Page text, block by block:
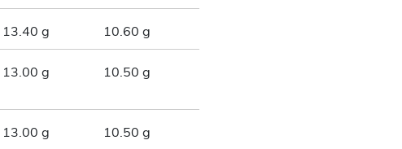
13.40 g 10.60 g
13.00 g 10.50 g
13.00 g 10.50 g